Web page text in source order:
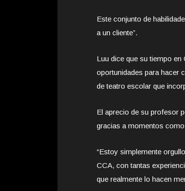
Este conjunto de
a un cliente”.
Luu dice que su tiempo
oportunidades para hacer
de teatro escolar que
El aprecio de su profesor
gracias a momentos
“Estoy simplemente
CCA, con tantas
que realmente lo hacen